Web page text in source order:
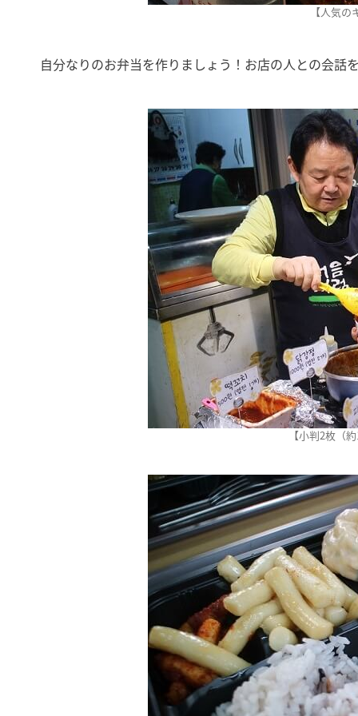
【人気
自分なりのお弁当を作りましょう！お店の人との会話
【小判2枚（